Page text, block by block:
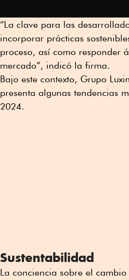
“La clave para las
incorporar prácticas
proceso, así como responder
mercado”, indicó la firma.
Bajo este contexto, Grupo
presenta algunas tendencias
2024.
Sustentabilidad
La conciencia sobre el